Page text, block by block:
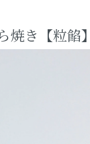
焼き【粒餡】